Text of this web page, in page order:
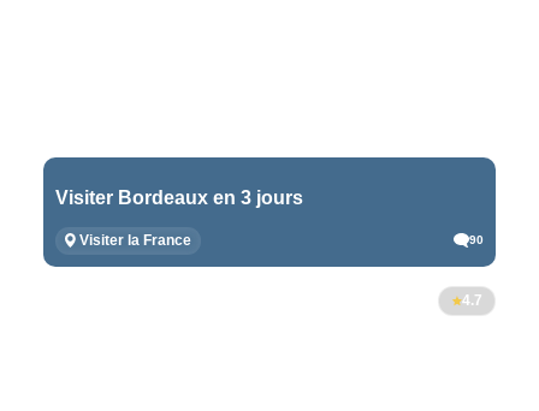
Visiter Bordeaux en 3 jours
Visiter la France 90
4.7